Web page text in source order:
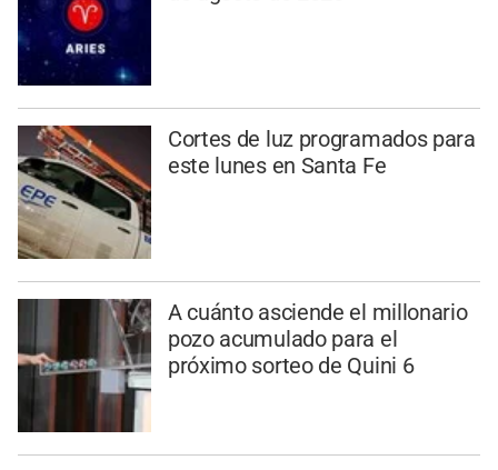
Cortes de luz programados para
este lunes en Santa Fe
A cuánto asciende el millonario
pozo acumulado para el
próximo sorteo de Quini 6